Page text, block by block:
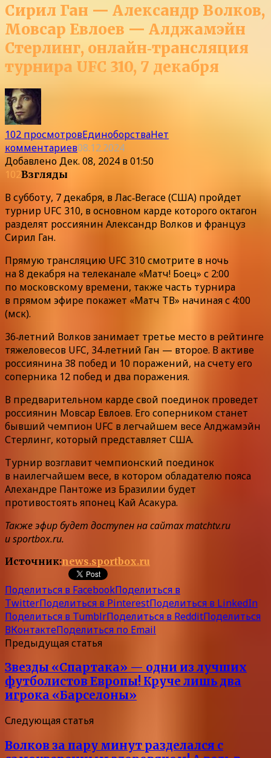
Сирил Ган — Александр Волков,
Мовсар Евлоев — Алджамэйн
Стерлинг, онлайн‑трансляция
турнира UFC 310, 7 декабря
102 просмотровЕдиноборстваНет
комментариев08.12.2024
ДобавленоДек. 08, 2024 в 01:50
102Взгляды
В субботу, 7 декабря, в Лас‑Вегасе (США) пройдет
турнир UFC 310, в основном карде которого октагон
разделят россиянин Александр Волков и француз
Сирил Ган.
Прямую трансляцию UFC 310 смотрите в ночь
на 8 декабря на телеканале «Матч! Боец» с 2:00
по московскому времени, также часть турнира
в прямом эфире покажет «Матч ТВ» начиная с 4:00
(мск).
36‑летний Волков занимает третье место в рейтинге
тяжеловесов UFC, 34‑летний Ган — второе. В активе
россиянина 38 побед и 10 поражений, на счету его
соперника 12 побед и два поражения.
В предварительном карде свой поединок проведет
россиянин Мовсар Евлоев. Его соперником станет
бывший чемпион UFC в легчайшем весе Алджамэйн
Стерлинг, который представляет США.
Турнир возглавит чемпионский поединок
в наилегчайшем весе, в котором обладателю пояса
Алехандре Пантоже из Бразилии будет
противостоять японец Кай Асакура.
Также эфир будет доступен на сайтах matchtv.ru
и sportbox.ru.
Источник:news.sportbox.ru
Поделиться в FacebookПоделиться в
TwitterПоделиться в PinterestПоделиться в LinkedIn
Поделиться в TumblrПоделиться в RedditПоделиться
ВКонтактеПоделиться по Email
Предыдущая статья
Звезды «Спартака» — одни из лучших
футболистов Европы! Круче лишь два
игрока «Барселоны»
Следующая статья
Волков за пару минут разделался с